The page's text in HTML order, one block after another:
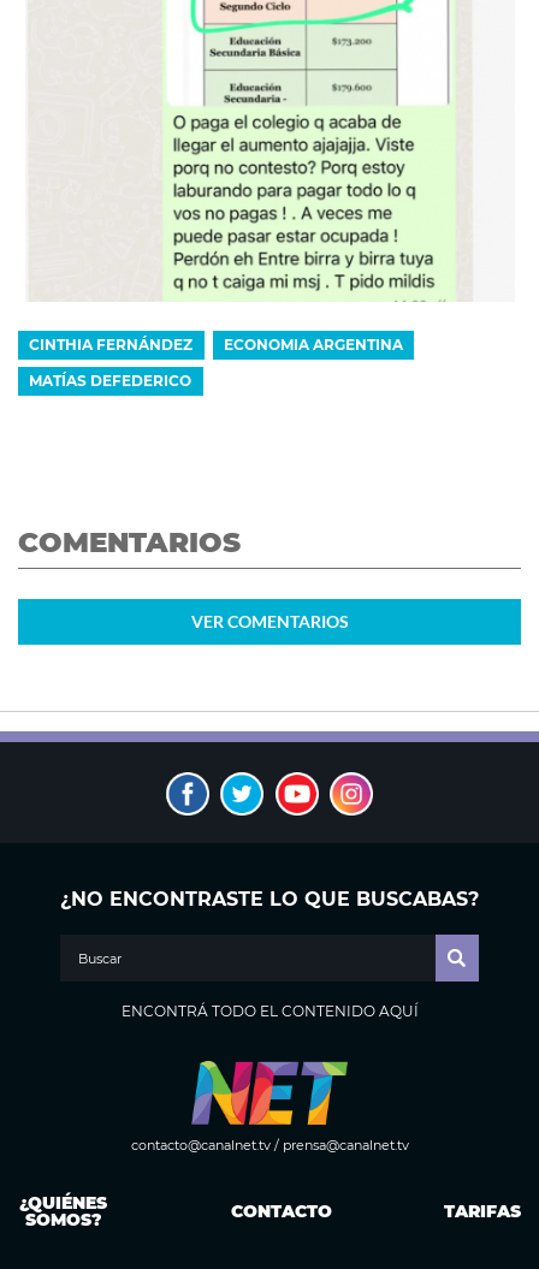
CINTHIA FERNÁNDEZ ECONOMIA ARGENTINA
MATÍAS DEFEDERICO
COMENTARIOS
VERCOMENTARIOS
¿NO ENCONTRASTE LO QUE BUSCABAS?
ENCONTRÁ TODO EL CONTENIDO AQUÍ
contacto@canalnet.tv/ prensa@canalnet.tv
¿QUIÉNES
SOMOS? CONTACTO TARIFAS